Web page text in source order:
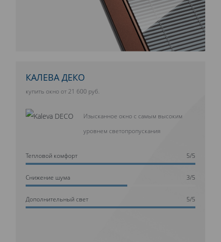
КАЛЕВА ДЕКО
купить окно от 21 600 руб.
Изысканное окно с самым высоким
уровнем светопропускания
Тепловой комфорт 5/5
Cнижение шума 3/5
Дополнительный свет 5/5